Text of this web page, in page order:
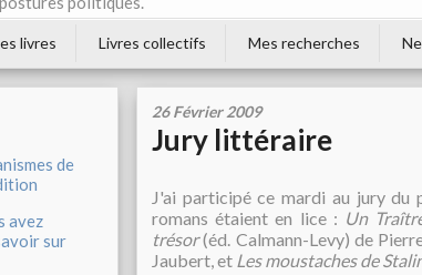
livres Livres collectifs Mes recherches
de
avez
sur
26 Février 2009
Jury littéraire
J'ai participé ce mardi au jury du
romans étaient en lice : Un
trésor(éd. Calmann-Levy) de
Jaubert, et Les moustaches de